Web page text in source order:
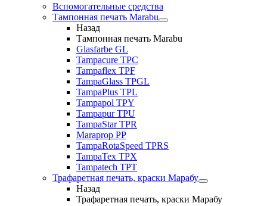
Вспомогательные средства
Тампонная печать Marabu
Назад
Тампонная печать Marabu
Glasfarbe GL
Tampacure TPC
Tampaflex TPF
TampaGlass TPGL
TampaPlus TPL
Tampapol TPY
Tampapur TPU
TampaStar TPR
Maraprop PP
TampaRotaSpeed TPRS
TampaTex TPX
Tampatech TPT
Трафаретная печать, краски Марабу
Назад
Трафаретная печать, краски Марабу